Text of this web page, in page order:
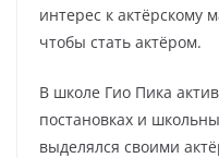
интерес к актёрскому
чтобы стать актёром.
В школе Гио Пика
постановках и
выделялся своими